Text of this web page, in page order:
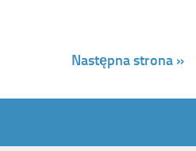
Następna strona »